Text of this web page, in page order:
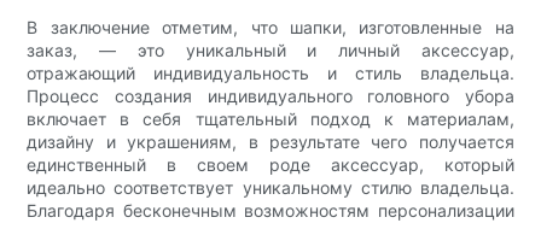
В заключение отметим, что шапки, изготовленные на
заказ, — это уникальный и личный аксессуар,
отражающий индивидуальность и стиль владельца.
Процесс создания индивидуального головного убора
включает в себя тщательный подход к материалам,
дизайну и украшениям, в результате чего получается
единственный в своем роде аксессуар, который
идеально соответствует уникальному стилю владельца.
Благодаря бесконечным возможностям персонализации